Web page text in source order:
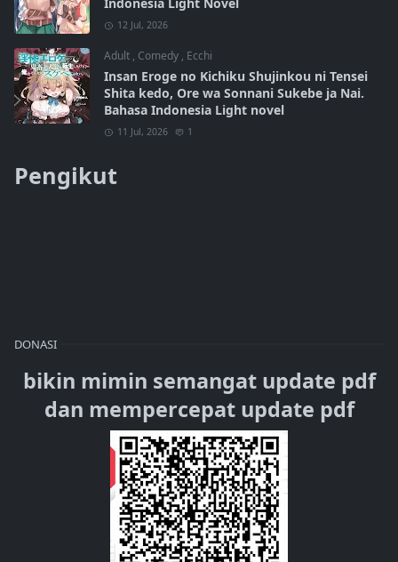
Indonesia Light Novel
12 Jul, 2026
Adult , Comedy , Ecchi
Insan Eroge no Kichiku Shujinkou ni Tensei
Shita kedo, Ore wa Sonnani Sukebe ja Nai.
Bahasa Indonesia Light novel
11 Jul, 2026 1
Pengikut
DONASI
bikin mimin semangat update pdf
dan mempercepat update pdf